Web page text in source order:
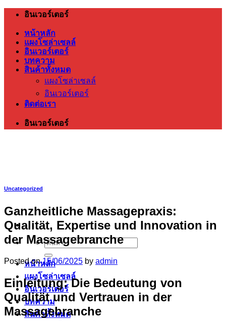
ข้าม
เนื้อหา
อินเวอร์เตอร์
หน้าหลัก
แผงโซล่าเซลล์
อินเวอร์เตอร์
บทความ
สินค้าทั้งหมด
แผงโซล่าเซลล์
อินเวอร์เตอร์
ติดต่อเรา
อินเวอร์เตอร์
ค้นหา:
หน้าหลัก
แผงโซล่าเซลล์
อินเวอร์เตอร์
บทความ
สินค้าทั้งหมด
Uncategorized
Ganzheitliche Massagepraxis:
Qualität, Expertise und Innovation in
der Massagebranche
Posted on15/06/2025 by admin
Einleitung: Die Bedeutung von
Qualität und Vertrauen in der
Massagebranche